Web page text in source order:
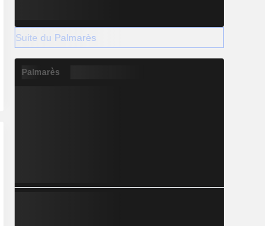
Suite du Palmarès
Palmarès